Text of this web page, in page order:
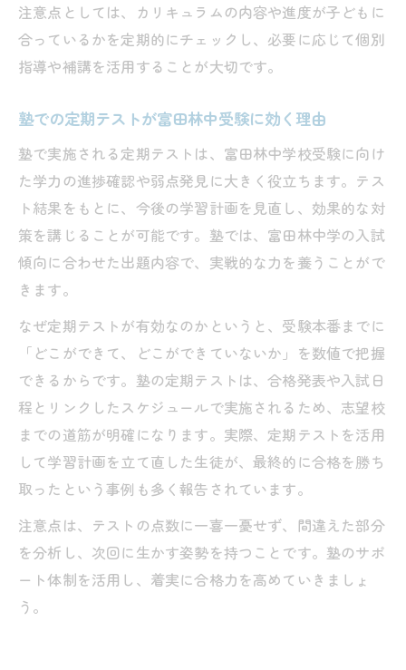
注意点としては、カリキュラムの内容や進度が子どもに
合っているかを定期的にチェックし、必要に応じて個別
指導や補講を活用することが大切です。
塾での定期テストが富田林中受験に効く理由
塾で実施される定期テストは、富田林中学校受験に向け
た学力の進捗確認や弱点発見に大きく役立ちます。テス
ト結果をもとに、今後の学習計画を見直し、効果的な対
策を講じることが可能です。塾では、富田林中学の入試
傾向に合わせた出題内容で、実戦的な力を養うことがで
きます。
なぜ定期テストが有効なのかというと、受験本番までに
「どこができて、どこができていないか」を数値で把握
できるからです。塾の定期テストは、合格発表や入試日
程とリンクしたスケジュールで実施されるため、志望校
までの道筋が明確になります。実際、定期テストを活用
して学習計画を立て直した生徒が、最終的に合格を勝ち
取ったという事例も多く報告されています。
注意点は、テストの点数に一喜一憂せず、間違えた部分
を分析し、次回に生かす姿勢を持つことです。塾のサポ
ート体制を活用し、着実に合格力を高めていきましょ
う。